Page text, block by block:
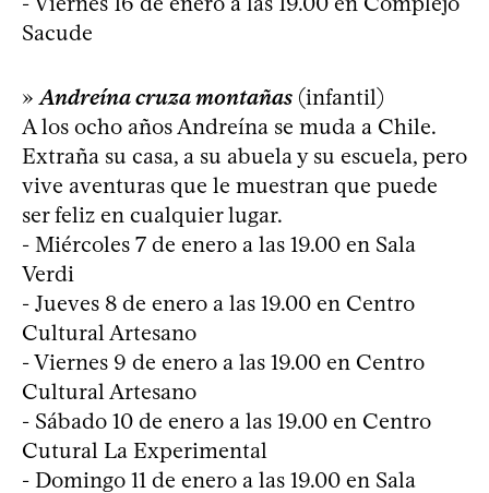
Sacude
» Andreína cruza montañas (infantil)
A los ocho años Andreína se muda a Chile.
Extraña su casa, a su abuela y su escuela, pero
vive aventuras que le muestran que puede
ser feliz en cualquier lugar.
- Miércoles 7 de enero a las 19.00 en Sala
Verdi
- Jueves 8 de enero a las 19.00 en Centro
Cultural Artesano
- Viernes 9 de enero a las 19.00 en Centro
Cultural Artesano
- Sábado 10 de enero a las 19.00 en Centro
Cutural La Experimental
- Domingo 11 de enero a las 19.00 en Sala